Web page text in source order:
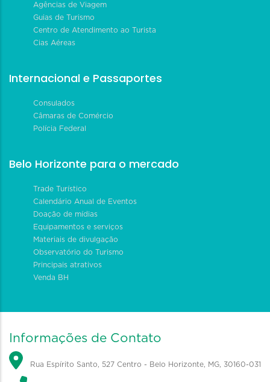
Agências de Viagem
Guias de Turismo
Centro de Atendimento ao Turista
Cias Aéreas
Internacional e Passaportes
Consulados
Câmaras de Comércio
Polícia Federal
Belo Horizonte para o mercado
Trade Turístico
Calendário Anual de Eventos
Doação de mídias
Equipamentos e serviços
Materiais de divulgação
Observatório do Turismo
Principais atrativos
Venda BH
Informações de Contato
Rua Espírito Santo, 527 Centro - Belo Horizonte, MG, 30160-031